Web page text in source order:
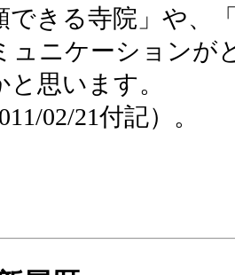
できる寺院」や、
ュニケーションが
と思います。
02/21付記）。